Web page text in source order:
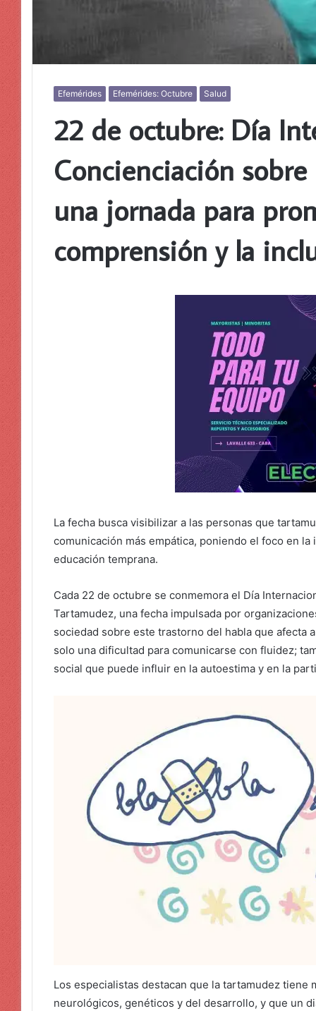
Efemérides Efemérides: Octubre Salud
22 de octubre: Día
Concienciación
una jornada para
comprensión y la
La fecha busca visibilizar a las personas que
comunicación más empática, poniendo el foco en
educación temprana.
Cada 22 de octubre se conmemora el Día
Tartamudez, una fecha impulsada por
sociedad sobre este trastorno del habla que afecta
solo una dificultad para comunicarse con fluidez;
social que puede influir en la autoestima y en la
Los especialistas destacan que la tartamudez tiene
neurológicos, genéticos y del desarrollo, y que un